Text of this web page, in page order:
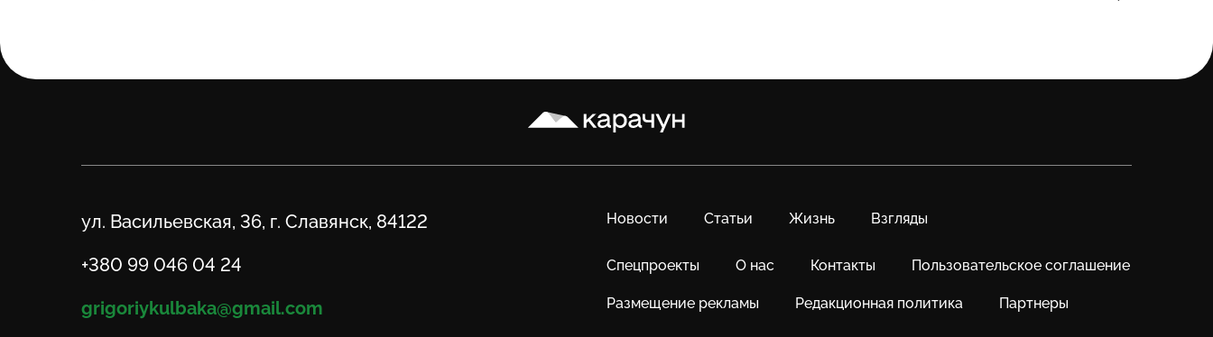
Карачун
Новости Статьи Жизнь Взгляды
Спецпроекты О нас Контакты Пользовательское соглашение
Размещение рекламы Редакционная политика Партнеры
Адрес
ул. Васильевская, 36, г. Славянск, 84122
Телефон
+380 99 046 04 24
Email
grigoriykulbaka@gmail.com